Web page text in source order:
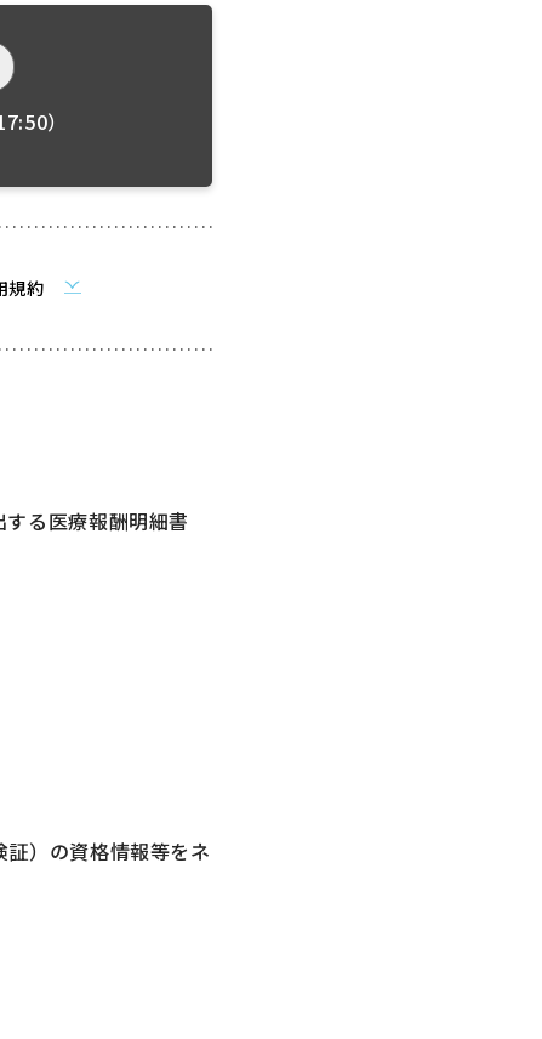
）
規約
る医療報酬明細書
）の資格情報等をネ